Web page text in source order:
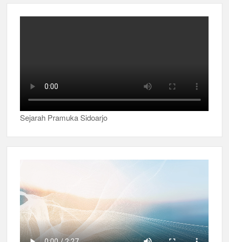
Sejarah Pramuka Sidoarjo